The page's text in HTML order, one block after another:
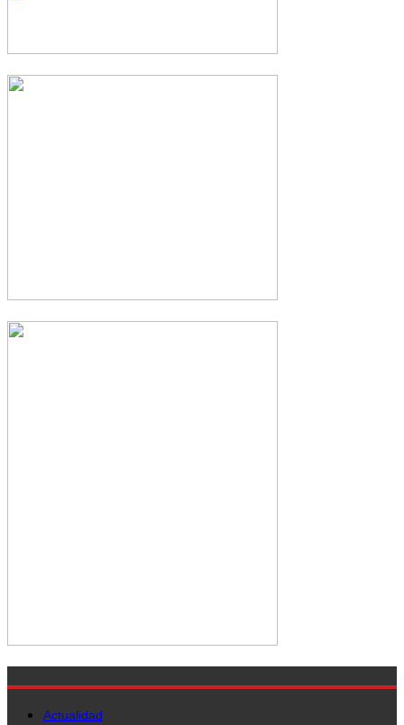
Actualidad